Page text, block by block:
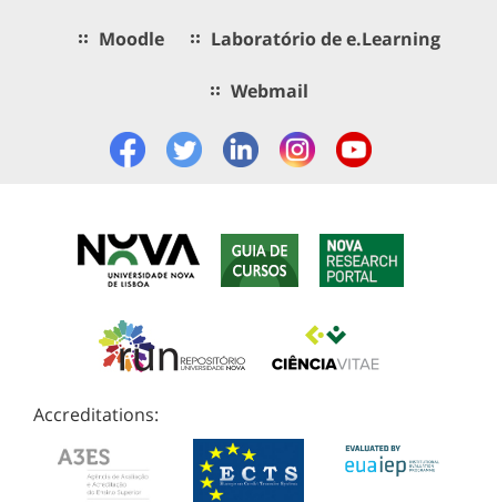
Moodle Laboratório de e.Learning
Webmail
Accreditations: